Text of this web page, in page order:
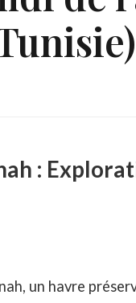
:
un havre